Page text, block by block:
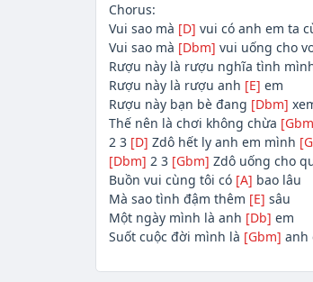
Chorus:
Vui sao mà [D] vui có anh em ta
Vui sao mà [Dbm] vui uống cho
Rượu này là rượu nghĩa tình
Rượu này là rượu anh [E] em
Rượu này bạn bè đang [Dbm]
Thế nên là chơi không chừa
2 3 [D] Zdô hết ly anh em mình
[Dbm] 2 3 [Gbm] Zdô uống cho
Buồn vui cùng tôi có [A] bao lâu
Mà sao tình đậm thêm [E] sâu
Một ngày mình là anh [Db] em
Suốt cuộc đời mình là [Gbm] anh